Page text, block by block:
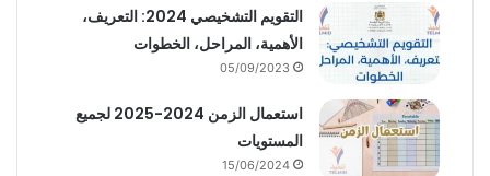
التقويم التشخيصي 2024: التعريف،
الأهمية، المراحل، الخطوات
05/09/2023
استعمال الزمن 2024-2025 لجميع
المستويات
15/06/2024